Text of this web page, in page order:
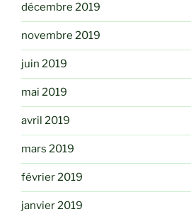
décembre 2019
novembre 2019
juin 2019
mai 2019
avril 2019
mars 2019
février 2019
janvier 2019